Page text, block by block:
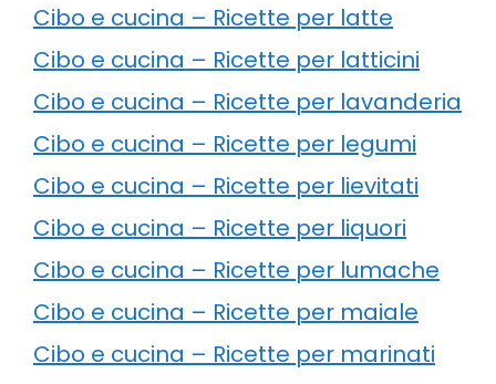
Cibo e cucina – Ricette per latte
Cibo e cucina – Ricette per latticini
Cibo e cucina – Ricette per lavanderia
Cibo e cucina – Ricette per legumi
Cibo e cucina – Ricette per lievitati
Cibo e cucina – Ricette per liquori
Cibo e cucina – Ricette per lumache
Cibo e cucina – Ricette per maiale
Cibo e cucina – Ricette per marinati